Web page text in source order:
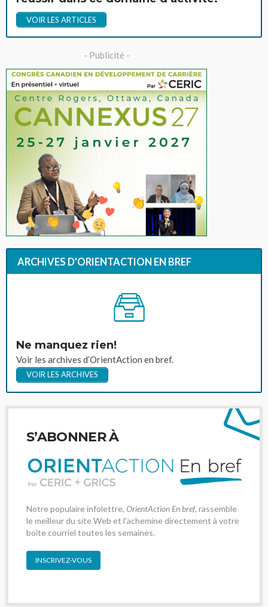
VOIR LES ARTICLES
- Publicité -
ARCHIVES D’ORIENTACTION EN BREF
Ne manquez rien!
Voir les archives d’OrientAction en bref.
VOIR LES ARCHIVES
S’ABONNER À
Notre populaire infolettre, OrientAction En bref, rassemble
le meilleur du site Web et l'achemine directement à votre
boîte courriel toutes les semaines.
INSCRIVEZ-VOUS